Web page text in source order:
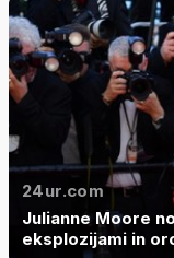
24ur.com
Julianne Moore
eksplozijami in